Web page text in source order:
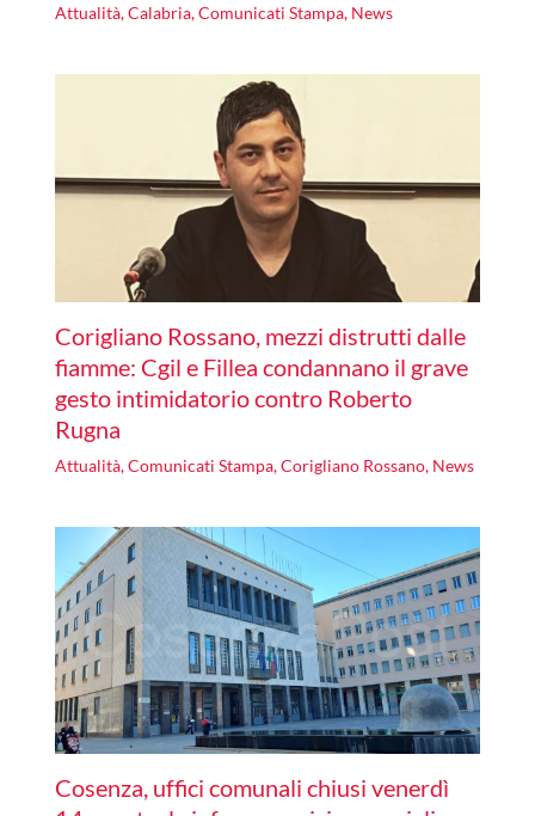
Attualità,Calabria,Comunicati Stampa, News
Corigliano Rossano, mezzi distrutti dalle
fiamme: Cgil e Fillea condannano il grave
gesto intimidatorio contro Roberto
Rugna
Attualità,Comunicati Stampa,Corigliano Rossano, News
Cosenza, uffici comunali chiusi venerdì